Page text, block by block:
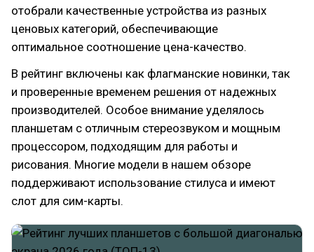
отобрали качественные устройства из разных
ценовых категорий, обеспечивающие
оптимальное соотношение цена-качество.
В рейтинг включены как флагманские новинки, так
и проверенные временем решения от надежных
производителей. Особое внимание уделялось
планшетам с отличным стереозвуком и мощным
процессором, подходящим для работы и
рисования. Многие модели в нашем обзоре
поддерживают использование стилуса и имеют
слот для сим-карты.